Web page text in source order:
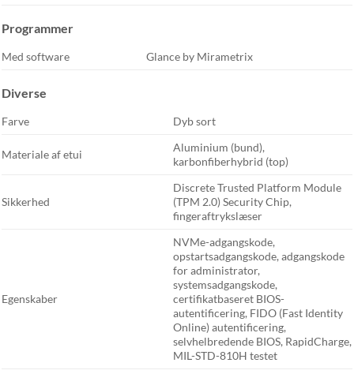
Programmer
Med software Glance by Mirametrix
Diverse
Farve Dyb sort
Materiale af etui
Aluminium (bund),
karbonfiberhybrid (top)
Sikkerhed
Discrete Trusted Platform Module
(TPM 2.0) Security Chip,
fingeraftrykslæser
Egenskaber
NVMe-adgangskode,
opstartsadgangskode, adgangskode
for administrator,
systemsadgangskode,
certifikatbaseret BIOS-
autentificering, FIDO (Fast Identity
Online) autentificering,
selvhelbredende BIOS, RapidCharge,
MIL-STD-810H testet